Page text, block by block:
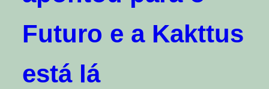
Futuro e a Kakttus
está lá